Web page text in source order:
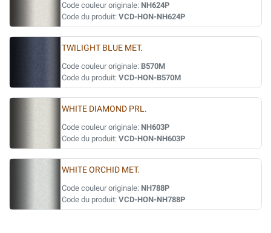
Code couleur originale: NH624P
Code du produit: VCD-HON-NH624P
TWILIGHT BLUE MET.
Code couleur originale: B570M
Code du produit: VCD-HON-B570M
WHITE DIAMOND PRL.
Code couleur originale: NH603P
Code du produit: VCD-HON-NH603P
WHITE ORCHID MET.
Code couleur originale: NH788P
Code du produit: VCD-HON-NH788P